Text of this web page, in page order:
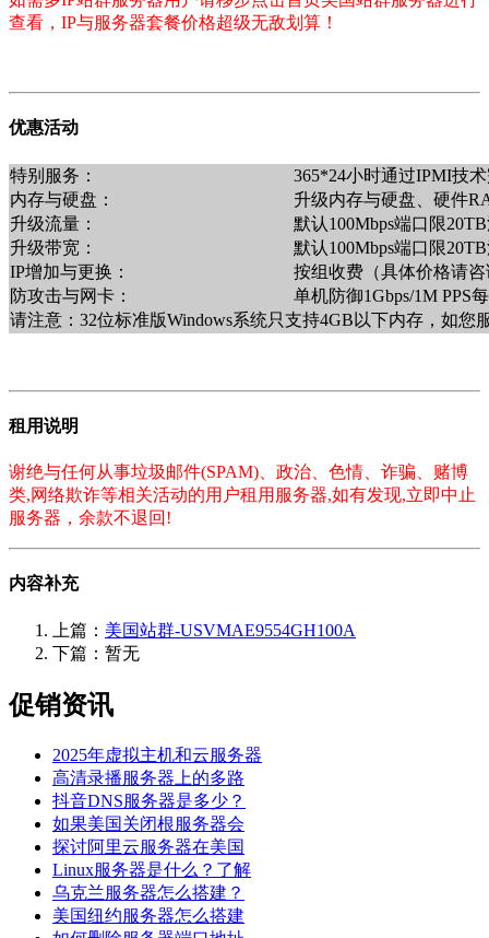
查看，IP与服务器套餐价格超级无敌划算！
优惠活动
特别服务：
365*24小时通过IPMI技
内存与硬盘：
升级内存与硬盘、硬件
升级流量：
默认100Mbps端口限
升级带宽：
默认100Mbps端口限
IP增加与更换：
按组收费（具体价格请咨
防攻击与网卡：
单机防御1Gbps/1M PPS
请注意：32位标准版Windows系统只支持4GB以下内存，如
租用说明
谢绝与任何从事垃圾邮件(SPAM)、政治、色情、诈骗、赌博
类,网络欺诈等相关活动的用户租用服务器,如有发现,立即中止
服务器，余款不退回!
内容补充
上篇： 美国站群-USVMAE9554GH100A
下篇：暂无
促销资讯
2025年虚拟主机和云服务器
高清录播服务器上的多路
抖音DNS服务器是多少？
如果美国关闭根服务器会
探讨阿里云服务器在美国
Linux服务器是什么？了解
乌克兰服务器怎么搭建？
美国纽约服务器怎么搭建